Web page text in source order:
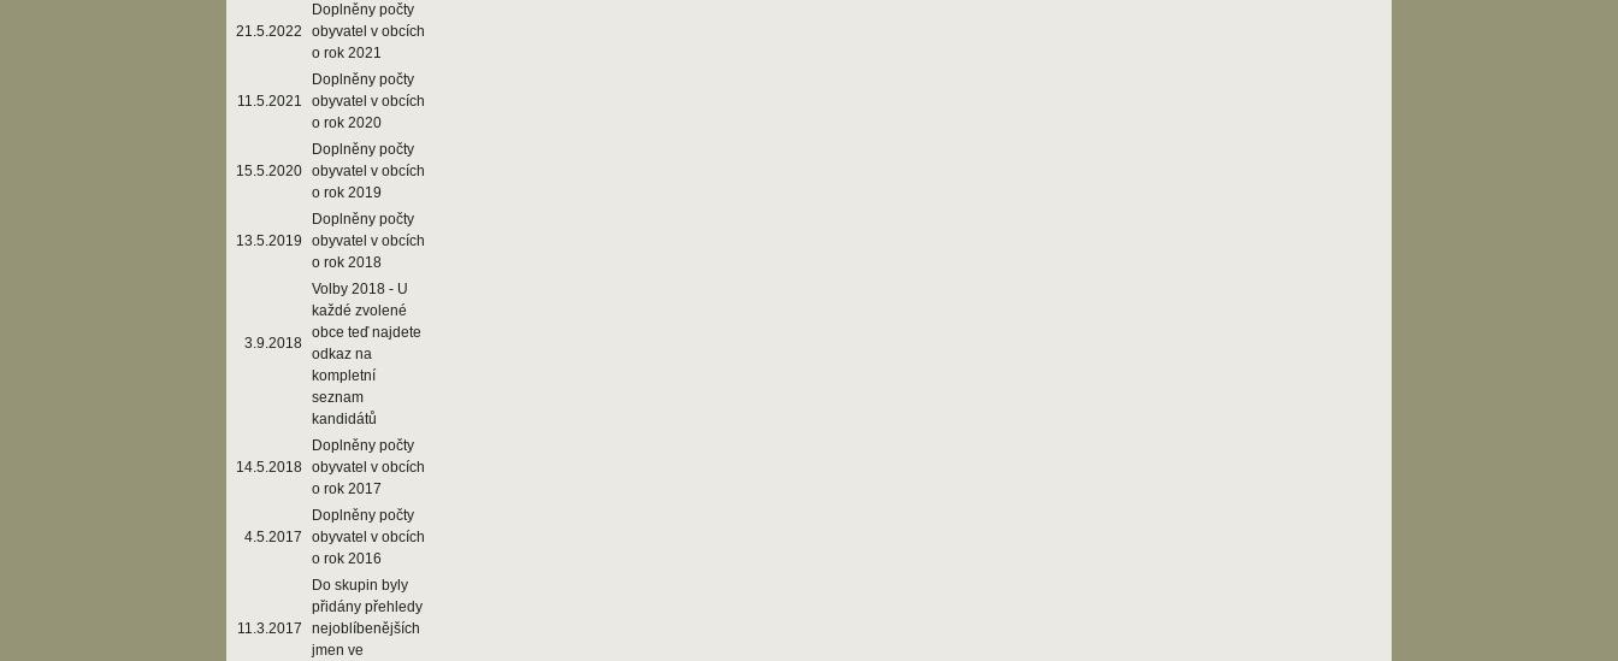
21.5.2022
Doplněny počty
obyvatel v obcích
o rok 2021
11.5.2021
Doplněny počty
obyvatel v obcích
o rok 2020
15.5.2020
Doplněny počty
obyvatel v obcích
o rok 2019
13.5.2019
Doplněny počty
obyvatel v obcích
o rok 2018
3.9.2018
Volby 2018 - U
každé zvolené
obce teď najdete
odkaz na
kompletní
seznam
kandidátů
14.5.2018
Doplněny počty
obyvatel v obcích
o rok 2017
4.5.2017
Doplněny počty
obyvatel v obcích
o rok 2016
11.3.2017
Do skupin byly
přidány přehledy
nejoblíbenějších
jmen ve